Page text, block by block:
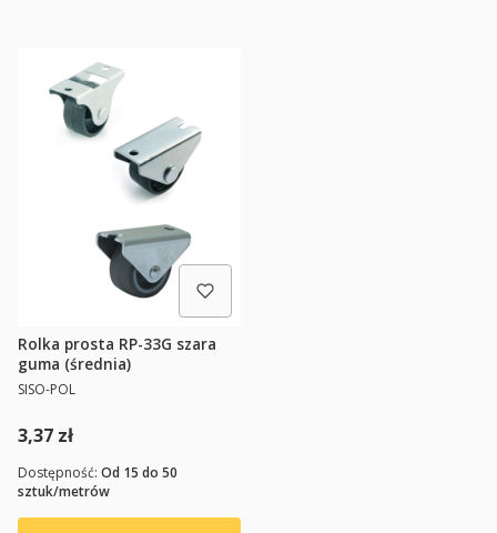
Rolka prosta RP-33G szara
guma (średnia)
PRODUCENT
SISO-POL
Cena
3,37 zł
Dostępność: Od 15 do 50
sztuk/metrów